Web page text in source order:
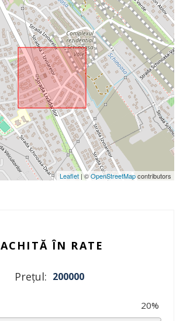
Leaflet| ©OpenStreetMapcontributors
ACHITĂ ÎN RATE
Prețul: 200000
20%